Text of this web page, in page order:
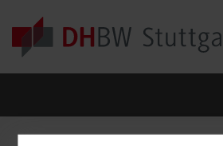
Skip to main content